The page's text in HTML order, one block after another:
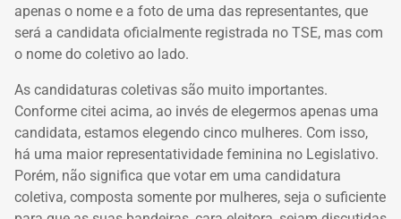
apenas o nome e a foto de uma das representantes, que
será a candidata oficialmente registrada no TSE, mas com
o nome do coletivo ao lado.
As candidaturas coletivas são muito importantes.
Conforme citei acima, ao invés de elegermos apenas uma
candidata, estamos elegendo cinco mulheres. Com isso,
há uma maior representatividade feminina no Legislativo.
Porém, não significa que votar em uma candidatura
coletiva, composta somente por mulheres, seja o suficiente